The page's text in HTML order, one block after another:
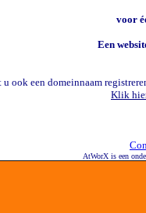
voor
Een
ook een domeinnaam
Klik
AtWorX is een